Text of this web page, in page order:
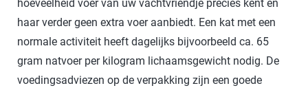
hoeveelheid voer van uw vachtvriendje precies kent en
haar verder geen extra voer aanbiedt. Een kat met een
normale activiteit heeft dagelijks bijvoorbeeld ca. 65
gram natvoer per kilogram lichaamsgewicht nodig. De
voedingsadviezen op de verpakking zijn een goede